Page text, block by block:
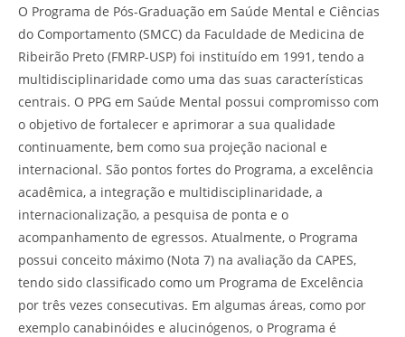
O Programa de Pós-Graduação em Saúde Mental e Ciências
do Comportamento (SMCC) da Faculdade de Medicina de
Ribeirão Preto (FMRP-USP) foi instituído em 1991, tendo a
multidisciplinaridade como uma das suas características
centrais. O PPG em Saúde Mental possui compromisso com
o objetivo de fortalecer e aprimorar a sua qualidade
continuamente, bem como sua projeção nacional e
internacional. São pontos fortes do Programa, a excelência
acadêmica, a integração e multidisciplinaridade, a
internacionalização, a pesquisa de ponta e o
acompanhamento de egressos. Atualmente, o Programa
possui conceito máximo (Nota 7) na avaliação da CAPES,
tendo sido classificado como um Programa de Excelência
por três vezes consecutivas. Em algumas áreas, como por
exemplo canabinóides e alucinógenos, o Programa é